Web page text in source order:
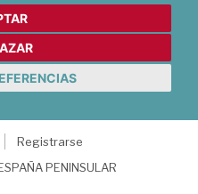
Registrarse
PENINSULAR